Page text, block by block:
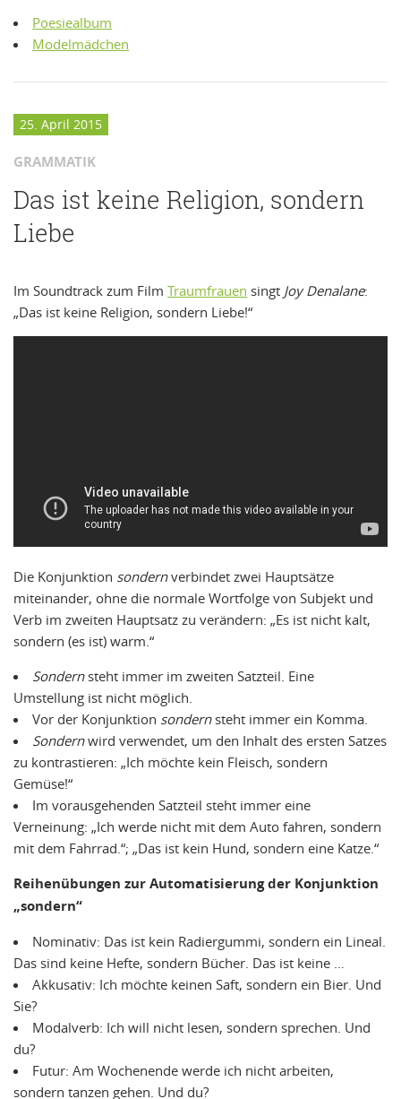
Poesiealbum
Modelmädchen
25. April 2015
GRAMMATIK
Das ist keine Religion, sondern
Liebe
Im Soundtrack zum Film Traumfrauen singt Joy Denalane:
„Das ist keine Religion, sondern Liebe!“
Die Konjunktion sondernverbindet zwei Hauptsätze
miteinander, ohne die normale Wortfolge von Subjekt und
Verb im zweiten Hauptsatz zu verändern: „Es ist nicht kalt,
sondern (es ist) warm.“
Sondernsteht immer im zweiten Satzteil. Eine
Umstellung ist nicht möglich.
Vor der Konjunktion sondernsteht immer ein Komma.
Sondernwird verwendet, um den Inhalt des ersten Satzes
zu kontrastieren: „Ich möchte kein Fleisch, sondern
Gemüse!“
Im vorausgehenden Satzteil steht immer eine
Verneinung: „Ich werde nicht mit dem Auto fahren, sondern
mit dem Fahrrad.“; „Das ist kein Hund, sondern eine Katze.“
Reihenübungen zur Automatisierung der Konjunktion
„sondern“
Nominativ: Das ist kein Radiergummi, sondern ein Lineal.
Das sind keine Hefte, sondern Bücher. Das ist keine …
Akkusativ: Ich möchte keinen Saft, sondern ein Bier. Und
Sie?
Modalverb: Ich will nicht lesen, sondern sprechen. Und
du?
Futur: Am Wochenende werde ich nicht arbeiten,
sondern tanzen gehen. Und du?